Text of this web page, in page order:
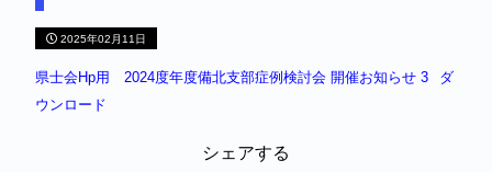
2025年02月11日
県士会Hp用 2024度年度備北支部症例検討会 開催お知らせ 3
ダ
ウンロード
シェアする